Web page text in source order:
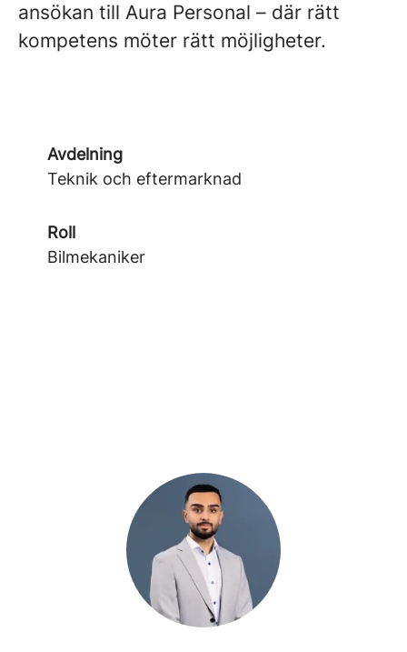
ansökan till Aura Personal – där rätt
kompetens möter rätt möjligheter.
Avdelning
Teknik och eftermarknad
Roll
Bilmekaniker